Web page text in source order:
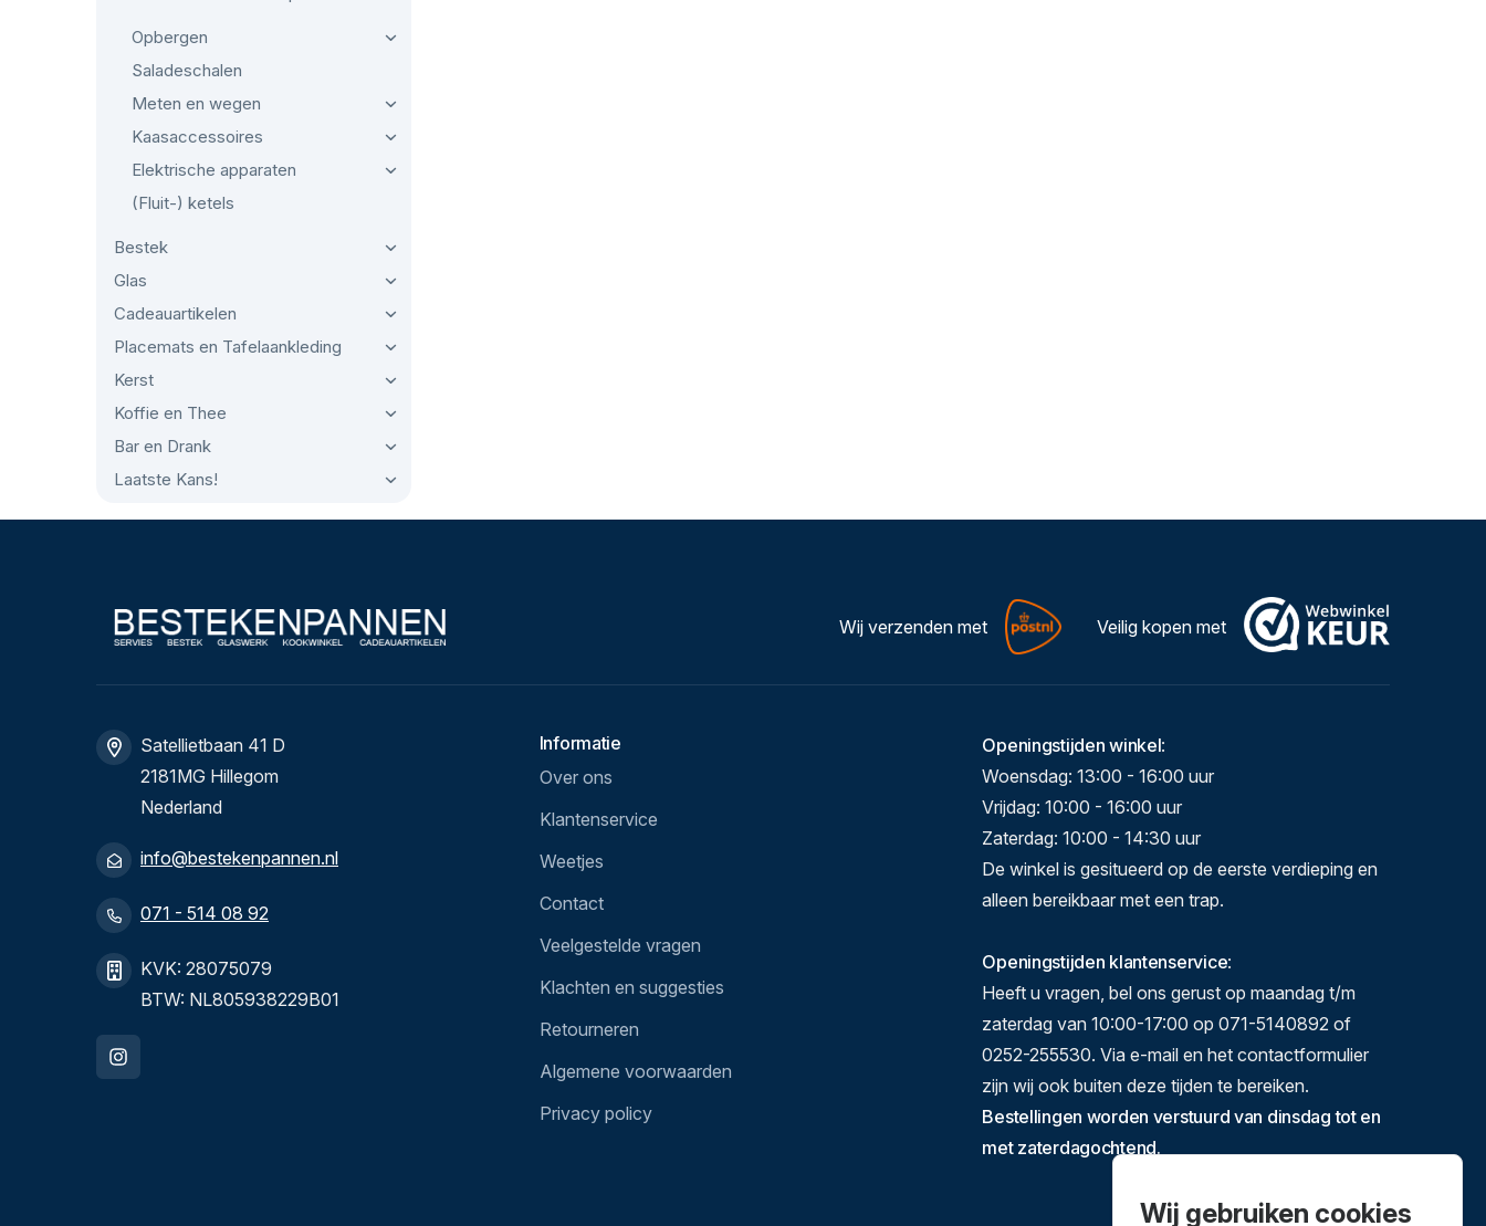
Opbergen
Saladeschalen
Meten en wegen
Kaasaccessoires
Elektrische apparaten
(Fluit-) ketels
Bestek
Glas
Cadeauartikelen
Placemats en Tafelaankleding
Kerst
Koffie en Thee
Bar en Drank
Laatste Kans!
Wij verzenden met Veilig kopen met
Satellietbaan 41 D
2181MG Hillegom
Nederland
info@bestekenpannen.nl
071 - 514 08 92
KVK: 28075079
BTW: NL805938229B01
Informatie
Over ons
Klantenservice
Weetjes
Contact
Veelgestelde vragen
Klachten en suggesties
Retourneren
Algemene voorwaarden
Privacy policy
Openingstijden winkel:
Woensdag: 13:00 - 16:00 uur
Vrijdag: 10:00 - 16:00 uur
Zaterdag: 10:00 - 14:30 uur
De winkel is gesitueerd op de eerste verdieping en
alleen bereikbaar met een trap.
Openingstijden klantenservice:
Heeft u vragen, bel ons gerust op maandag t/m
zaterdag van 10:00-17:00 op 071-5140892 of
0252-255530. Via e-mail en het contactformulier
zijn wij ook buiten deze tijden te bereiken.
Bestellingen worden verstuurd van dinsdag tot en
met zaterdagochtend.
Wij gebruiken cookies